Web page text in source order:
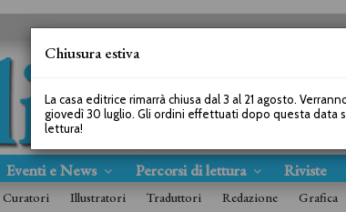
Eventi e News Percorsi di lettura Riviste
Curatori Illustratori Traduttori Redazione Grafica
Chiusura estiva
La casa editrice rimarrà chiusa dal 3 al 21 agosto.
giovedì 30 luglio. Gli ordini effettuati dopo questa data
lettura!